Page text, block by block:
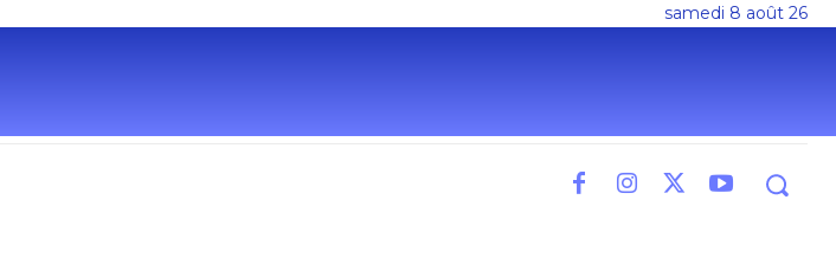
samedi 8 août 26